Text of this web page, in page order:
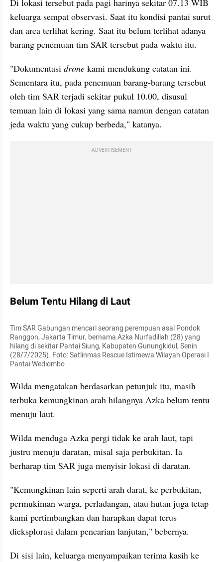
Di lokasi tersebut pada pagi harinya sekitar 07.13 WIB
keluarga sempat observasi. Saat itu kondisi pantai surut
dan area terlihat kering. Saat itu belum terlihat adanya
barang penemuan tim SAR tersebut pada waktu itu.
"Dokumentasi drone kami mendukung catatan ini.
Sementara itu, pada penemuan barang-barang tersebut
oleh tim SAR terjadi sekitar pukul 10.00, disusul
temuan lain di lokasi yang sama namun dengan catatan
jeda waktu yang cukup berbeda," katanya.
ADVERTISEMENT
Belum Tentu Hilang di Laut
Tim SAR Gabungan mencari seorang perempuan asal Pondok
Ranggon, Jakarta Timur, bernama Azka Nurfadillah (28) yang
hilang di sekitar Pantai Siung, Kabupaten Gunungkidul, Senin
(28/7/2025). Foto: Satlinmas Rescue Istimewa Wilayah Operasi I
Pantai Wediombo
Wilda mengatakan berdasarkan petunjuk itu, masih
terbuka kemungkinan arah hilangnya Azka belum tentu
menuju laut.
Wilda menduga Azka pergi tidak ke arah laut, tapi
justru menuju daratan, misal saja perbukitan. Ia
berharap tim SAR juga menyisir lokasi di daratan.
"Kemungkinan lain seperti arah darat, ke perbukitan,
permukiman warga, perladangan, atau hutan juga tetap
kami pertimbangkan dan harapkan dapat terus
dieksplorasi dalam pencarian lanjutan," bebernya.
Di sisi lain, keluarga menyampaikan terima kasih ke